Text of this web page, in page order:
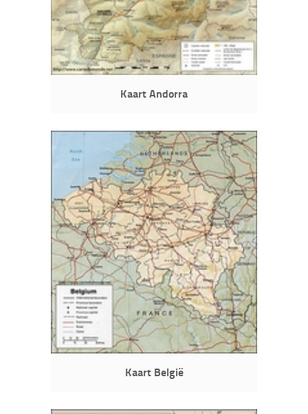
Kaart Andorra
Kaart België